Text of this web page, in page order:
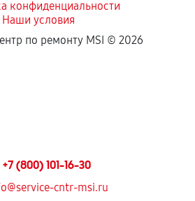
конфиденциальности
Наши условия
по ремонту MSI © 2026
+7 (800) 101-16-30
cntr-msi.ru